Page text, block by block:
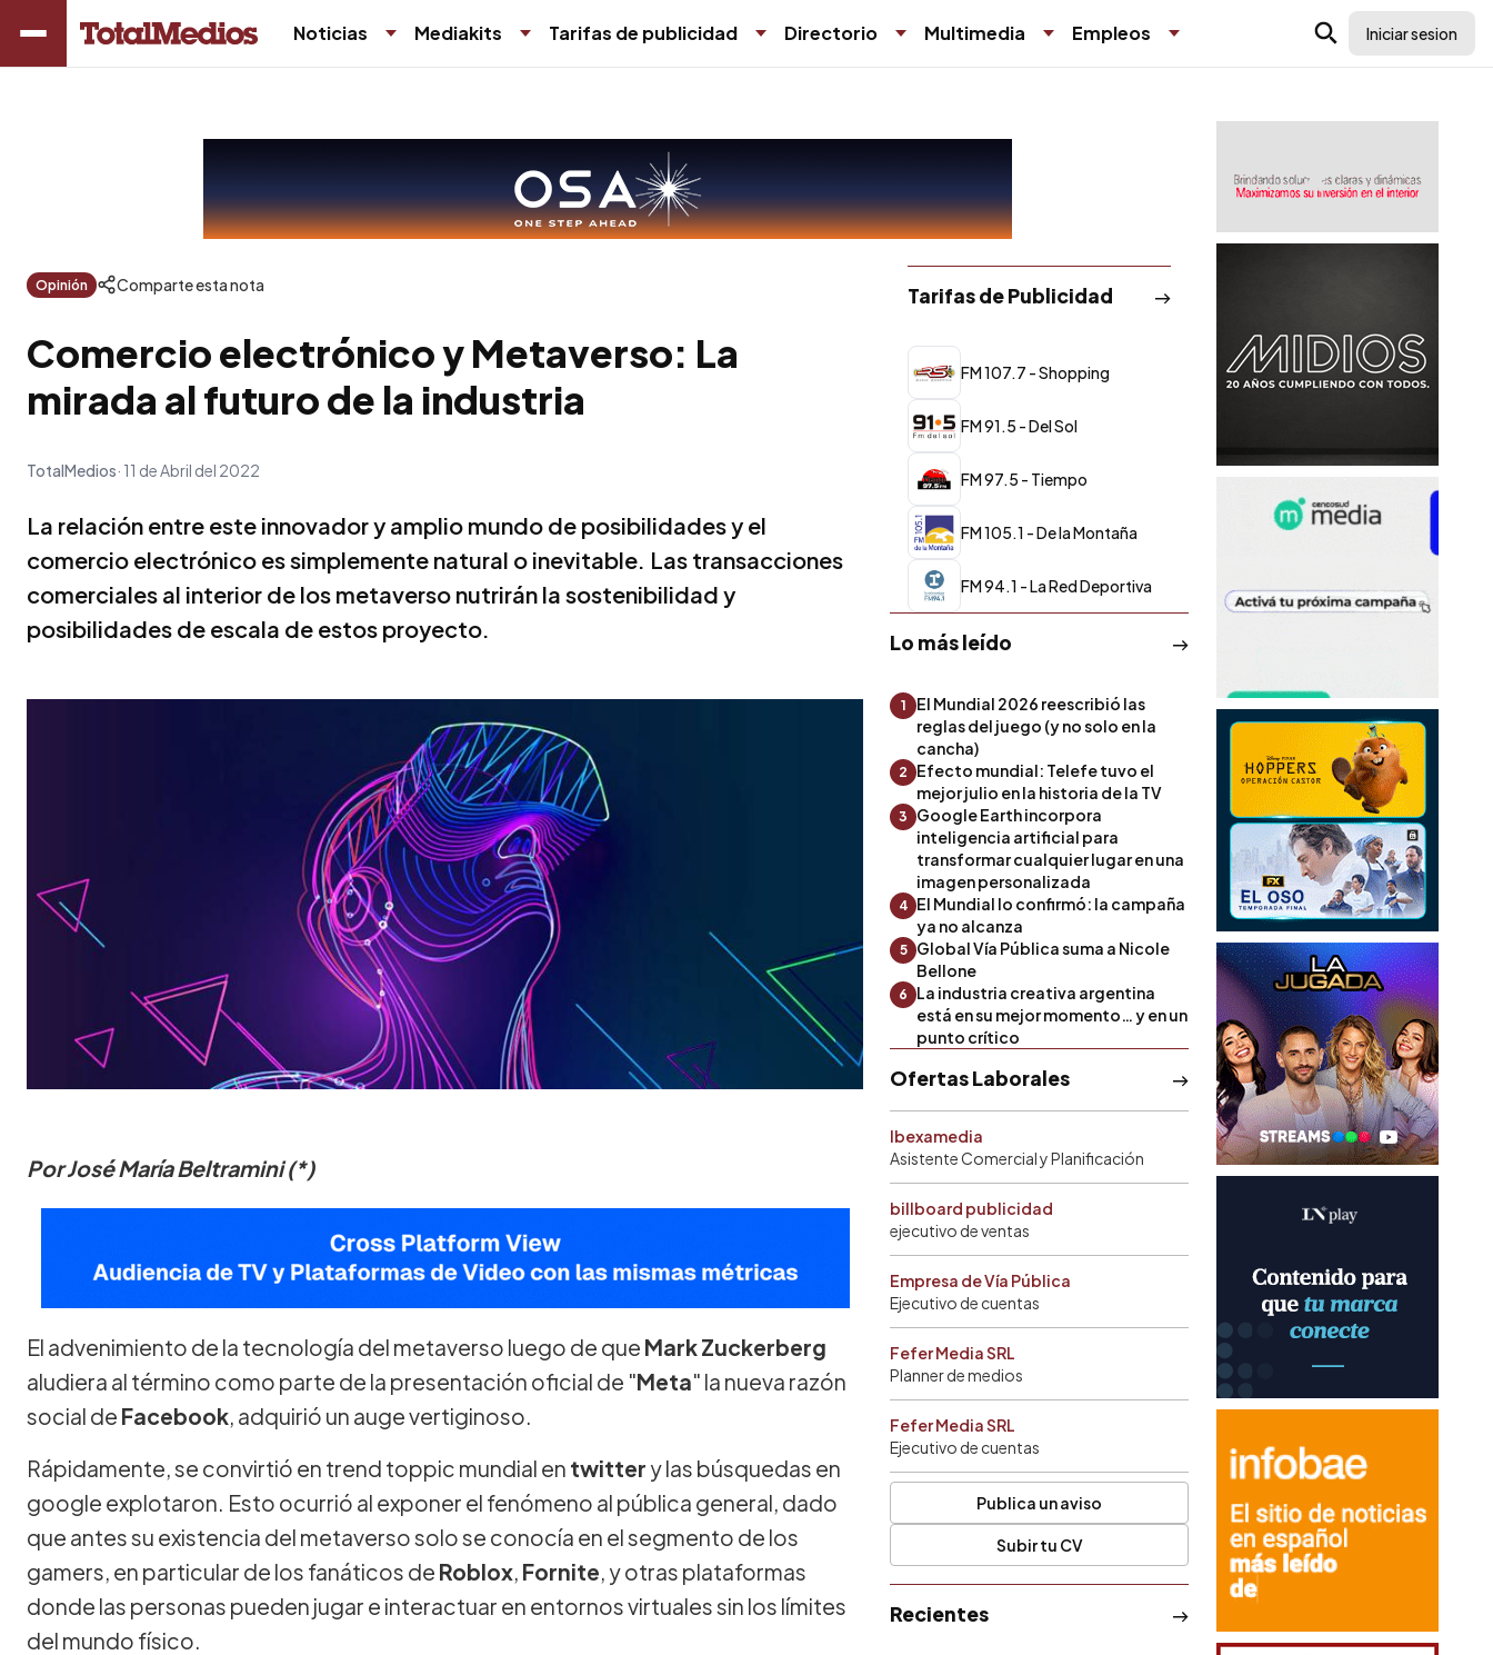
Noticias Mediakits Tarifas de publicidad Directorio Multimedia Empleos Iniciar sesion
Opinión Comparte esta nota
Comercio electrónico y Metaverso: La
mirada al futuro de la industria
TotalMedios 11 de Abril del 2022
La relación entre este innovador y amplio mundo de posibilidades y el
comercio electrónico es simplemente natural o inevitable. Las transacciones
comerciales al interior de los metaverso nutrirán la sostenibilidad y
posibilidades de escala de estos proyecto.
Por José María Beltramini (*)
El advenimiento de la tecnología del metaverso luego de que Mark Zuckerberg
aludiera al término como parte de la presentación oficial de "Meta" la nueva razón
social de Facebook, adquirió un auge vertiginoso.
Rápidamente, se convirtió en trend toppic mundial en twitter y las búsquedas en
google explotaron. Esto ocurrió al exponer el fenómeno al pública general, dado
que antes su existencia del metaverso solo se conocía en el segmento de los
gamers, en particular de los fanáticos de Roblox, Fornite, y otras plataformas
donde las personas pueden jugar e interactuar en entornos virtuales sin los límites
del mundo físico.
Tarifas de Publicidad
FM 107.7 - Shopping
FM 91.5 - Del Sol
FM 97.5 - Tiempo
FM 105.1 - De la Montaña
FM 94.1 - La Red Deportiva
Lo más leído
1
El Mundial 2026 reescribió las
reglas del juego (y no solo en la
cancha)
2
Efecto mundial: Telefe tuvo el
mejor julio en la historia de la TV
3
Google Earth incorpora
inteligencia artificial para
transformar cualquier lugar en una
imagen personalizada
4 El Mundial lo confirmó: la campaña
ya no alcanza
5
Global Vía Pública suma a Nicole
Bellone
6
La industria creativa argentina
está en su mejor momento… y en un
punto crítico
Ofertas Laborales
Ibexamedia
Asistente Comercial y Planificación
billboard publicidad
ejecutivo de ventas
Empresa de Vía Pública
Ejecutivo de cuentas
Fefer Media SRL
Planner de medios
Fefer Media SRL
Ejecutivo de cuentas
Publica un aviso
Subir tu CV
Recientes